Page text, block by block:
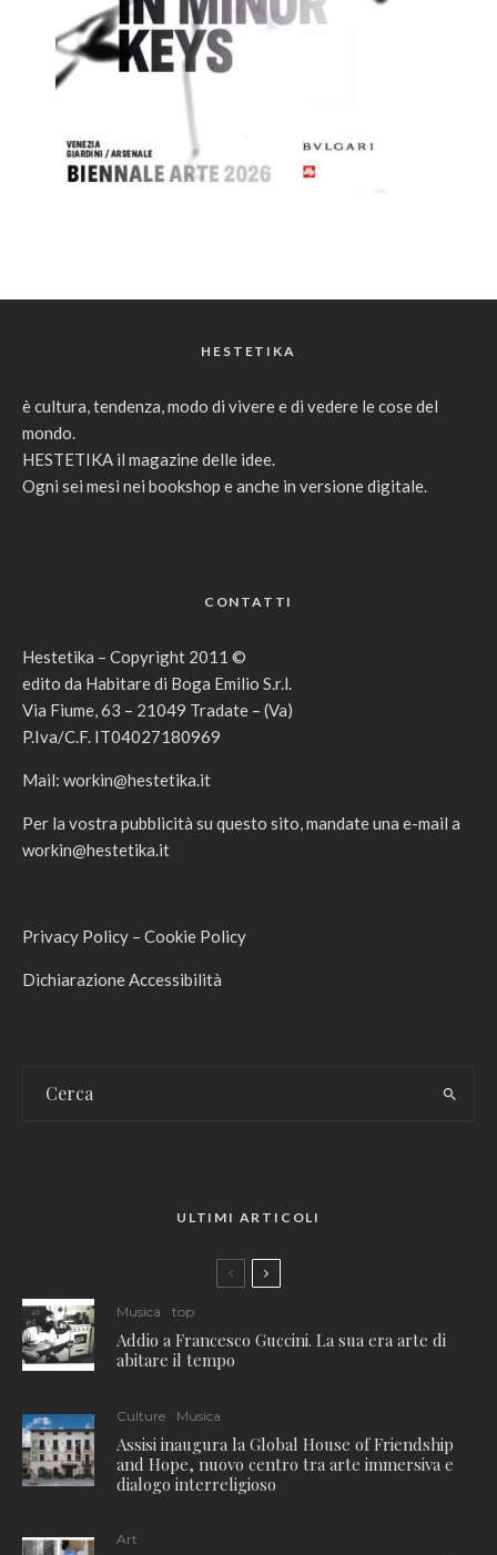
HESTETIKA
è cultura, tendenza, modo di vivere e di vedere le cose del
mondo.
HESTETIKA il magazine delle idee.
Ogni sei mesi nei bookshop e anche in versione digitale.
CONTATTI
Hestetika – Copyright 2011 ©
edito da Habitare di Boga Emilio S.r.l.
Via Fiume, 63 – 21049 Tradate – (Va)
P.Iva/C.F. IT04027180969
Mail: workin@hestetika.it
Per la vostra pubblicità su questo sito, mandate una e-mail a
workin@hestetika.it
Privacy Policy – Cookie Policy
Dichiarazione Accessibilità
ULTIMI ARTICOLI
Musica top
Addio a Francesco Guccini. La sua era arte di
abitare il tempo
Culture Musica
Assisi inaugura la Global House of Friendship
and Hope, nuovo centro tra arte immersiva e
dialogo interreligioso
Art